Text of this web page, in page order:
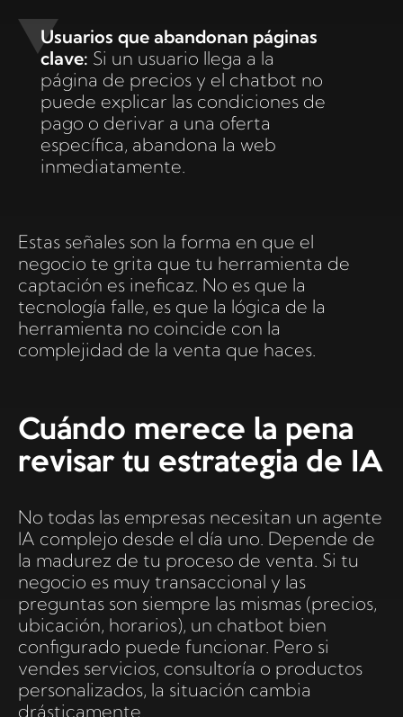
Usuarios que abandonan páginas
clave: Si un usuario llega a la
página de precios y el chatbot no
puede explicar las condiciones de
pago o derivar a una oferta
específica, abandona la web
inmediatamente.
Estas señales son la forma en que el
negocio te grita que tu herramienta de
captación es ineficaz. No es que la
tecnología falle, es que la lógica de la
herramienta no coincide con la
complejidad de la venta que haces.
Cuándo merece la pena
revisar tu estrategia de IA
No todas las empresas necesitan un agente
IA complejo desde el día uno. Depende de
la madurez de tu proceso de venta. Si tu
negocio es muy transaccional y las
preguntas son siempre las mismas (precios,
ubicación, horarios), un chatbot bien
configurado puede funcionar. Pero si
vendes servicios, consultoría o productos
personalizados, la situación cambia
drásticamente.